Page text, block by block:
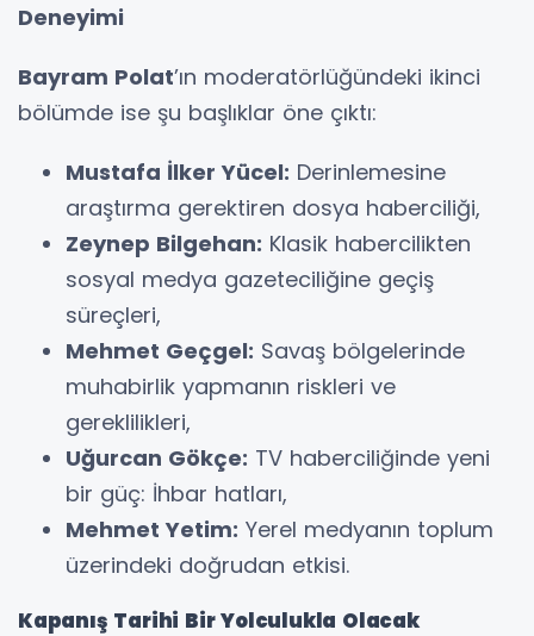
Deneyimi
Bayram Polat’ın moderatörlüğündeki ikinci
bölümde ise şu başlıklar öne çıktı:
Mustafa İlker Yücel: Derinlemesine
araştırma gerektiren dosya haberciliği,
Zeynep Bilgehan: Klasik habercilikten
sosyal medya gazeteciliğine geçiş
süreçleri,
Mehmet Geçgel: Savaş bölgelerinde
muhabirlik yapmanın riskleri ve
gereklilikleri,
Uğurcan Gökçe: TV haberciliğinde yeni
bir güç: İhbar hatları,
Mehmet Yetim: Yerel medyanın toplum
üzerindeki doğrudan etkisi.
Kapanış Tarihi Bir Yolculukla Olacak